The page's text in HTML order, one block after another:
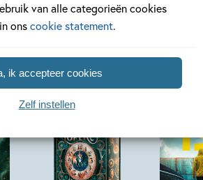
van alle categorieën cookies
onscookie statement.
ik accepteer cookies
Zelf instellen
auteur